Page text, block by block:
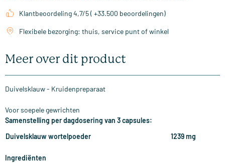
Klantbeoordeling 4,7/5 ( +33.500 beoordelingen)
Flexibele bezorging: thuis, service punt of winkel
Meer over dit product
Duivelsklauw - Kruidenpreparaat
Voor soepele gewrichten
Samenstelling per dagdosering van 3 capsules:
Duivelsklauw wortelpoeder
1239 mg
Ingrediënten